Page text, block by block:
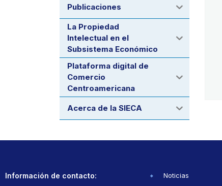
Publicaciones
La Propiedad
Intelectual en el
Subsistema Económico
Plataforma digital de
Comercio
Centroamericana
Acerca de la SIECA
Información de contacto: Noticias